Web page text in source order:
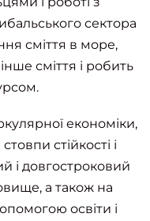
сектора
сміття в море,
сміття і робить
економіки,
стійкості і
і довгостроковий
а також на
освіти і